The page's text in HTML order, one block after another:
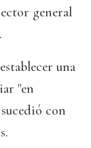
general
una
"en
con